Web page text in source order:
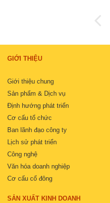
GIỚI THIỆU
Giới thiệu chung
Sản phẩm & Dịch vụ
Định hướng phát triển
Cơ cấu tổ chức
Ban lãnh đạo công ty
Lịch sử phát triển
Công nghệ
Văn hóa doanh nghiệp
Cơ cấu cổ đông
SẢN XUẤT KINH DOANH